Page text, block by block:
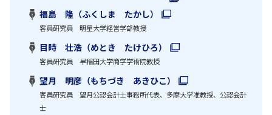
福島 隆（ふくしま たかし）
客員研究員 明星大学経営学部教授
目時 壮浩（めとき たけひろ）
客員研究員 早稲田大学商学学術院教授
望月 明彦（もちづき あきひこ）
客員研究員 望月公認会計士事務所代表、多摩大学准教授、公認会計
士